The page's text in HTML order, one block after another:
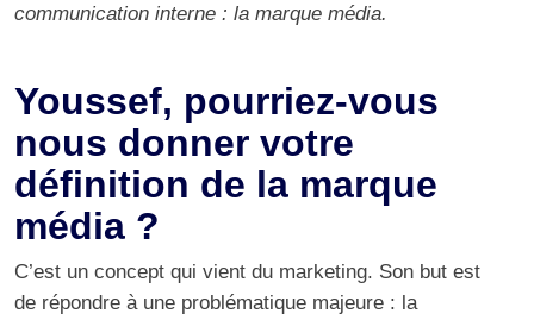
communication interne : la marque média.
Youssef, pourriez-vous
nous donner votre
définition de la marque
média ?
C’est un concept qui vient du marketing. Son but est
de répondre à une problématique majeure : la